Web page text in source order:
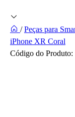
/ Peças para
iPhone XR Coral
Código do Produto: